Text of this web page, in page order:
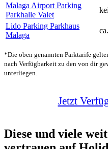
Malaga Airport Parking
Parkhalle Valet
Lido Parking Parkhaus
Malaga
*Die oben genannten Parktarife
nach Verfügbarkeit zu den von dir
unterliegen.
Jetzt
Diese und viele